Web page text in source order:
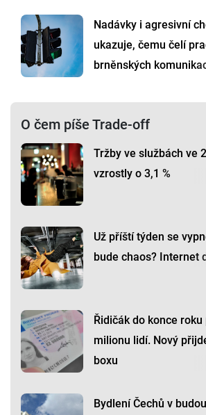
Nadávky i agresivní
ukazuje, čemu čelí
brněnských
O čem píše Trade-off
Tržby ve službách ve
vzrostly o 3,1 %
Už příští týden se
bude chaos? Internet
Řidičák do konce
milionu lidí. Nový
boxu
Bydlení Čechů v